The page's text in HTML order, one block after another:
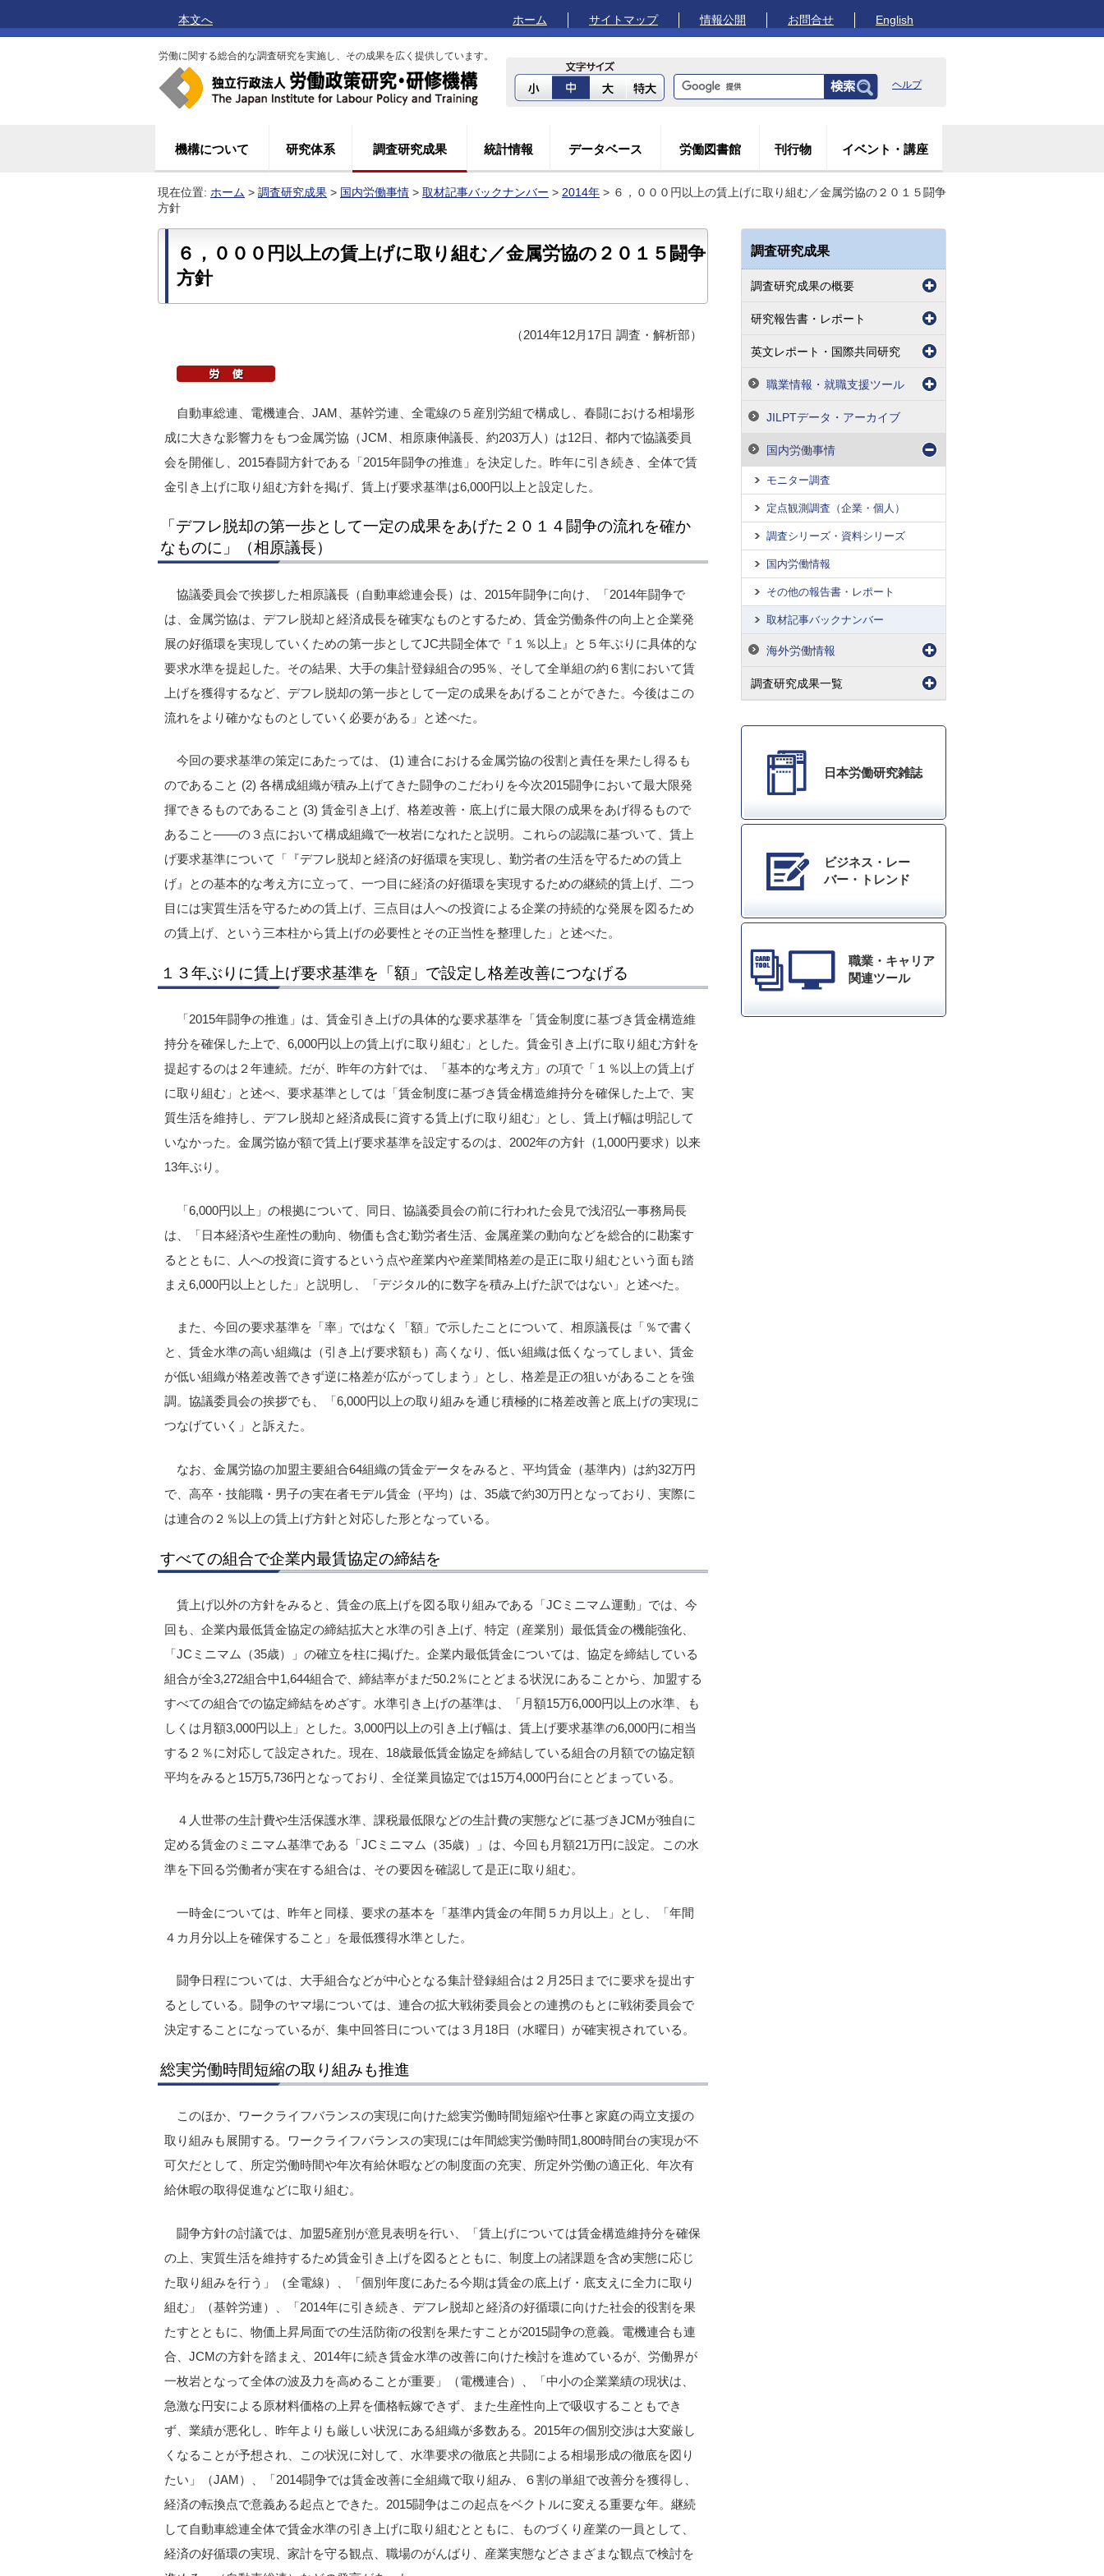
本文へ ホーム サイトマップ 情報公開 お問合せ English
労働に関する総合的な調査研究を実施し、その成果を広く提供しています。
ヘルプ
機構について 研究体系 調査研究成果 統計情報 データベース 労働図書館 刊行物 イベント・講座
現在位置: ホーム > 調査研究成果 > 国内労働事情 > 取材記事バックナンバー > 2014年 > ６，０００円以上の賃上げに取り組む／金属労協の２０１５闘争
方針
６，０００円以上の賃上げに取り組む／金属労協の２０１５闘争
方針
（2014年12月17日 調査・解析部）
自動車総連、電機連合、JAM、基幹労連、全電線の５産別労組で構成し、春闘における相場形
成に大きな影響力をもつ金属労協（JCM、相原康伸議長、約203万人）は12日、都内で協議委員
会を開催し、2015春闘方針である「2015年闘争の推進」を決定した。昨年に引き続き、全体で賃
金引き上げに取り組む方針を掲げ、賃上げ要求基準は6,000円以上と設定した。
「デフレ脱却の第一歩として一定の成果をあげた２０１４闘争の流れを確か
なものに」（相原議長）
協議委員会で挨拶した相原議長（自動車総連会長）は、2015年闘争に向け、「2014年闘争で
は、金属労協は、デフレ脱却と経済成長を確実なものとするため、賃金労働条件の向上と企業発
展の好循環を実現していくための第一歩としてJC共闘全体で『１％以上』と５年ぶりに具体的な
要求水準を提起した。その結果、大手の集計登録組合の95％、そして全単組の約６割において賃
上げを獲得するなど、デフレ脱却の第一歩として一定の成果をあげることができた。今後はこの
流れをより確かなものとしていく必要がある」と述べた。
今回の要求基準の策定にあたっては、 (1) 連合における金属労協の役割と責任を果たし得るも
のであること (2) 各構成組織が積み上げてきた闘争のこだわりを今次2015闘争において最大限発
揮できるものであること (3) 賃金引き上げ、格差改善・底上げに最大限の成果をあげ得るもので
あること――の３点において構成組織で一枚岩になれたと説明。これらの認識に基づいて、賃上
げ要求基準について「『デフレ脱却と経済の好循環を実現し、勤労者の生活を守るための賃上
げ』との基本的な考え方に立って、一つ目に経済の好循環を実現するための継続的賃上げ、二つ
目には実質生活を守るための賃上げ、三点目は人への投資による企業の持続的な発展を図るため
の賃上げ、という三本柱から賃上げの必要性とその正当性を整理した」と述べた。
１３年ぶりに賃上げ要求基準を「額」で設定し格差改善につなげる
「2015年闘争の推進」は、賃金引き上げの具体的な要求基準を「賃金制度に基づき賃金構造維
持分を確保した上で、6,000円以上の賃上げに取り組む」とした。賃金引き上げに取り組む方針を
提起するのは２年連続。だが、昨年の方針では、「基本的な考え方」の項で「１％以上の賃上げ
に取り組む」と述べ、要求基準としては「賃金制度に基づき賃金構造維持分を確保した上で、実
質生活を維持し、デフレ脱却と経済成長に資する賃上げに取り組む」とし、賃上げ幅は明記して
いなかった。金属労協が額で賃上げ要求基準を設定するのは、2002年の方針（1,000円要求）以来
13年ぶり。
「6,000円以上」の根拠について、同日、協議委員会の前に行われた会見で浅沼弘一事務局長
は、「日本経済や生産性の動向、物価も含む勤労者生活、金属産業の動向などを総合的に勘案す
るとともに、人への投資に資するという点や産業内や産業間格差の是正に取り組むという面も踏
まえ6,000円以上とした」と説明し、「デジタル的に数字を積み上げた訳ではない」と述べた。
また、今回の要求基準を「率」ではなく「額」で示したことについて、相原議長は「％で書く
と、賃金水準の高い組織は（引き上げ要求額も）高くなり、低い組織は低くなってしまい、賃金
が低い組織が格差改善できず逆に格差が広がってしまう」とし、格差是正の狙いがあることを強
調。協議委員会の挨拶でも、「6,000円以上の取り組みを通じ積極的に格差改善と底上げの実現に
つなげていく」と訴えた。
なお、金属労協の加盟主要組合64組織の賃金データをみると、平均賃金（基準内）は約32万円
で、高卒・技能職・男子の実在者モデル賃金（平均）は、35歳で約30万円となっており、実際に
は連合の２％以上の賃上げ方針と対応した形となっている。
すべての組合で企業内最賃協定の締結を
賃上げ以外の方針をみると、賃金の底上げを図る取り組みである「JCミニマム運動」では、今
回も、企業内最低賃金協定の締結拡大と水準の引き上げ、特定（産業別）最低賃金の機能強化、
「JCミニマム（35歳）」の確立を柱に掲げた。企業内最低賃金については、協定を締結している
組合が全3,272組合中1,644組合で、締結率がまだ50.2％にとどまる状況にあることから、加盟する
すべての組合での協定締結をめざす。水準引き上げの基準は、「月額15万6,000円以上の水準、も
しくは月額3,000円以上」とした。3,000円以上の引き上げ幅は、賃上げ要求基準の6,000円に相当
する２％に対応して設定された。現在、18歳最低賃金協定を締結している組合の月額での協定額
平均をみると15万5,736円となっており、全従業員協定では15万4,000円台にとどまっている。
４人世帯の生計費や生活保護水準、課税最低限などの生計費の実態などに基づきJCMが独自に
定める賃金のミニマム基準である「JCミニマム（35歳）」は、今回も月額21万円に設定。この水
準を下回る労働者が実在する組合は、その要因を確認して是正に取り組む。
一時金については、昨年と同様、要求の基本を「基準内賃金の年間５カ月以上」とし、「年間
４カ月分以上を確保すること」を最低獲得水準とした。
闘争日程については、大手組合などが中心となる集計登録組合は２月25日までに要求を提出す
るとしている。闘争のヤマ場については、連合の拡大戦術委員会との連携のもとに戦術委員会で
決定することになっているが、集中回答日については３月18日（水曜日）が確実視されている。
総実労働時間短縮の取り組みも推進
このほか、ワークライフバランスの実現に向けた総実労働時間短縮や仕事と家庭の両立支援の
取り組みも展開する。ワークライフバランスの実現には年間総実労働時間1,800時間台の実現が不
可欠だとして、所定労働時間や年次有給休暇などの制度面の充実、所定外労働の適正化、年次有
給休暇の取得促進などに取り組む。
闘争方針の討議では、加盟5産別が意見表明を行い、「賃上げについては賃金構造維持分を確保
の上、実質生活を維持するため賃金引き上げを図るとともに、制度上の諸課題を含め実態に応じ
た取り組みを行う」（全電線）、「個別年度にあたる今期は賃金の底上げ・底支えに全力に取り
組む」（基幹労連）、「2014年に引き続き、デフレ脱却と経済の好循環に向けた社会的役割を果
たすとともに、物価上昇局面での生活防衛の役割を果たすことが2015闘争の意義。電機連合も連
合、JCMの方針を踏まえ、2014年に続き賃金水準の改善に向けた検討を進めているが、労働界が
一枚岩となって全体の波及力を高めることが重要」（電機連合）、「中小の企業業績の現状は、
急激な円安による原材料価格の上昇を価格転嫁できず、また生産性向上で吸収することもでき
ず、業績が悪化し、昨年よりも厳しい状況にある組織が多数ある。2015年の個別交渉は大変厳し
くなることが予想され、この状況に対して、水準要求の徹底と共闘による相場形成の徹底を図り
たい」（JAM）、「2014闘争では賃金改善に全組織で取り組み、６割の単組で改善分を獲得し、
経済の転換点で意義ある起点とできた。2015闘争はこの起点をベクトルに変える重要な年。継続
して自動車総連全体で賃金水準の引き上げに取り組むとともに、ものづくり産業の一員として、
経済の好循環の実現、家計を守る観点、職場のがんばり、産業実態などさまざまな観点で検討を
調査研究成果
調査研究成果の概要
研究報告書・レポート
英文レポート・国際共同研究
職業情報・就職支援ツール
JILPTデータ・アーカイブ
国内労働事情
モニター調査
定点観測調査（企業・個人）
調査シリーズ・資料シリーズ
国内労働情報
その他の報告書・レポート
取材記事バックナンバー
海外労働情報
調査研究成果一覧
日本労働研究雑誌
ビジネス・レー
バー・トレンド
職業・キャリア
関連ツール